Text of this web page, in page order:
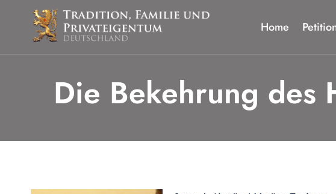
springen
Home
Die Bekehrung des